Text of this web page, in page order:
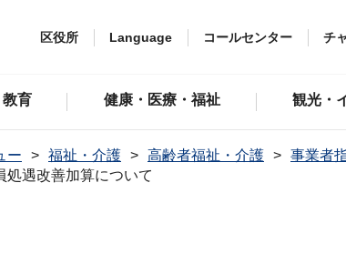
区役所 Language コールセンター チ
育 健康・医療・福祉 観光・
ー 福祉・介護 高齢者福祉・介護
事業者
処遇改善加算について